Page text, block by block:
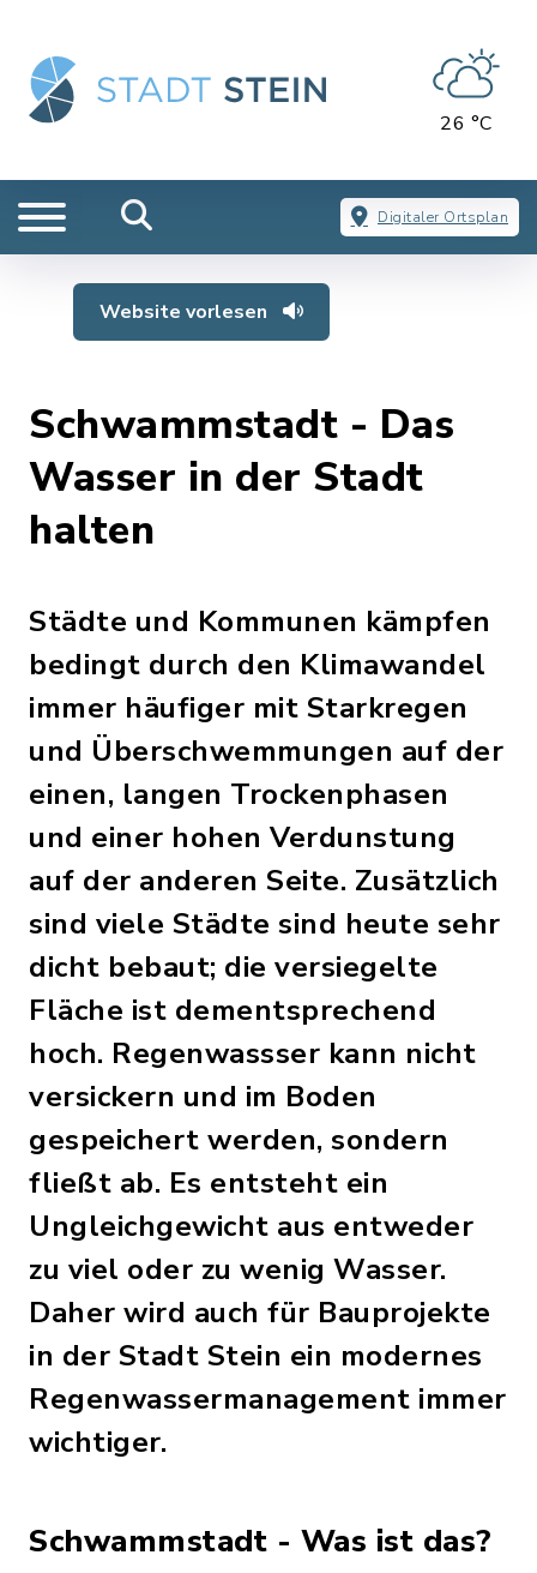
26 °C
Digitaler Ortsplan
Website vorlesen
Schwammstadt - Das
Wasser in der Stadt
halten
Städte und Kommunen kämpfen
bedingt durch den Klimawandel
immer häufiger mit Starkregen
und Überschwemmungen auf der
einen, langen Trockenphasen
und einer hohen Verdunstung
auf der anderen Seite. Zusätzlich
sind viele Städte sind heute sehr
dicht bebaut; die versiegelte
Fläche ist dementsprechend
hoch. Regenwassser kann nicht
versickern und im Boden
gespeichert werden, sondern
fließt ab. Es entsteht ein
Ungleichgewicht aus entweder
zu viel oder zu wenig Wasser.
Daher wird auch für Bauprojekte
in der Stadt Stein ein modernes
Regenwassermanagement immer
wichtiger.
Schwammstadt - Was ist das?